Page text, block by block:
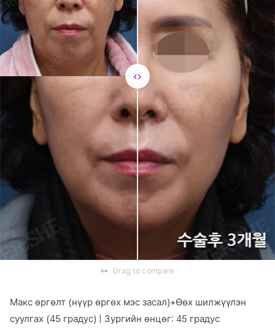
Drag to compare
Макс өргөлт (нүүр өргөх мэс засал)+Өөх шилжүүлэн
суулгах (45 градус) | Зургийн өнцөг: 45 градус